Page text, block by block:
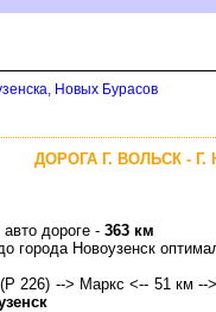
Новых Бурасо
ДОРОГА Г. ВОЛЬСК -
дороге - 363 км
города Новоузенск
226) --> Маркс <-- 51 км --